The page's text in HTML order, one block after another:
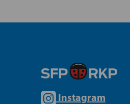
Instagram